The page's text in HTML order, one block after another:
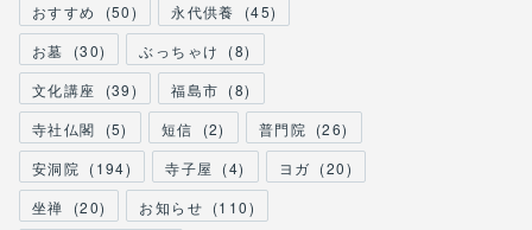
おすすめ
(50) 永代供養 (45)
お墓
(30) ぶっちゃけ (8)
文化講座
(39) 福島市 (8)
寺社仏閣
(5) 短信 (2) 普門院 (26)
安洞院 (194) 寺子屋 (4) ヨガ (20)
坐禅
(20) お知らせ (110)